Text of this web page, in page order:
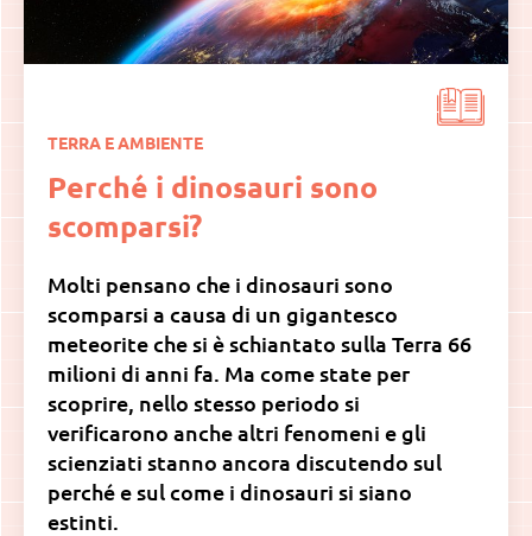
TERRA E AMBIENTE
Perché i dinosauri sono
scomparsi?
Molti pensano che i dinosauri sono
scomparsi a causa di un gigantesco
meteorite che si è schiantato sulla Terra 66
milioni di anni fa. Ma come state per
scoprire, nello stesso periodo si
verificarono anche altri fenomeni e gli
scienziati stanno ancora discutendo sul
perché e sul come i dinosauri si siano
estinti.